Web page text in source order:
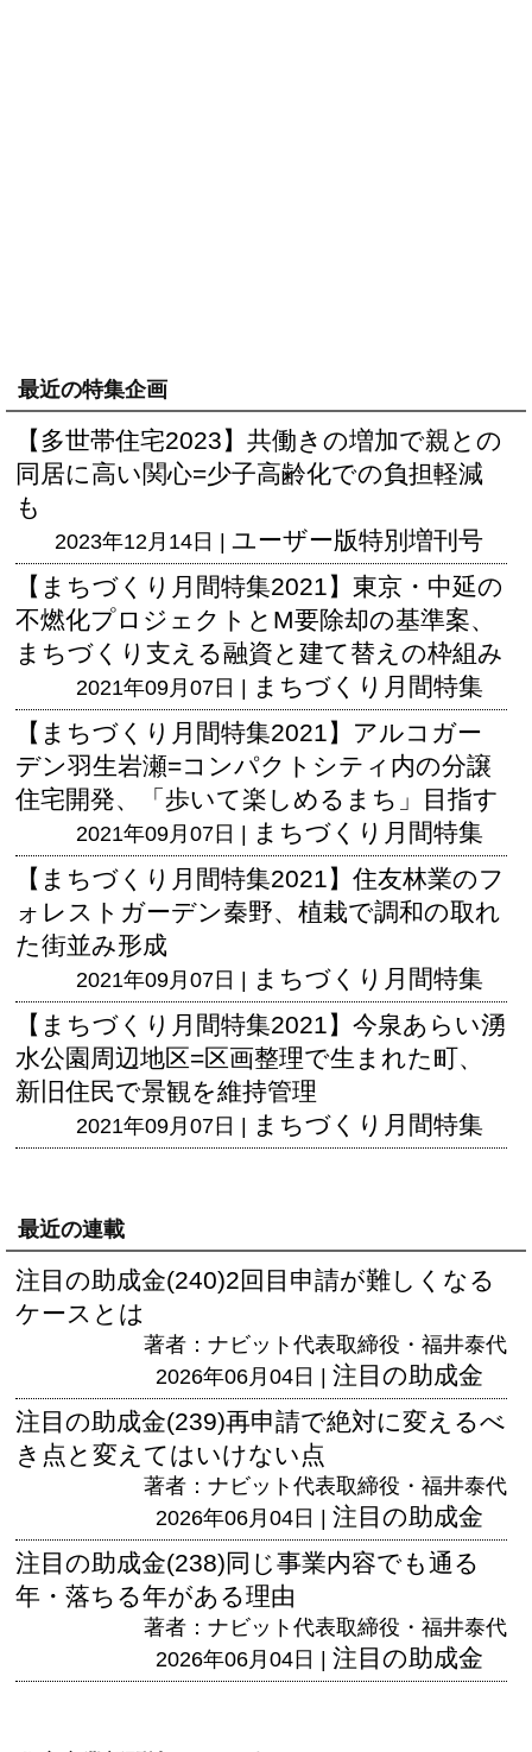
最近の特集企画
【多世帯住宅2023】共働きの増加で親との
同居に高い関心=少子高齢化での負担軽減
も
2023年12月14日 | ユーザー版特別増刊号
【まちづくり月間特集2021】東京・中延の
不燃化プロジェクトとM要除却の基準案、
まちづくり支える融資と建て替えの枠組み
2021年09月07日 | まちづくり月間特集
【まちづくり月間特集2021】アルコガー
デン羽生岩瀬=コンパクトシティ内の分譲
住宅開発、「歩いて楽しめるまち」目指す
2021年09月07日 | まちづくり月間特集
【まちづくり月間特集2021】住友林業のフ
ォレストガーデン秦野、植栽で調和の取れ
た街並み形成
2021年09月07日 | まちづくり月間特集
【まちづくり月間特集2021】今泉あらい湧
水公園周辺地区=区画整理で生まれた町、
新旧住民で景観を維持管理
2021年09月07日 | まちづくり月間特集
最近の連載
注目の助成金(240)2回目申請が難しくなる
ケースとは
著者：ナビット代表取締役・福井泰代
2026年06月04日 | 注目の助成金
注目の助成金(239)再申請で絶対に変えるべ
き点と変えてはいけない点
著者：ナビット代表取締役・福井泰代
2026年06月04日 | 注目の助成金
注目の助成金(238)同じ事業内容でも通る
年・落ちる年がある理由
著者：ナビット代表取締役・福井泰代
2026年06月04日 | 注目の助成金